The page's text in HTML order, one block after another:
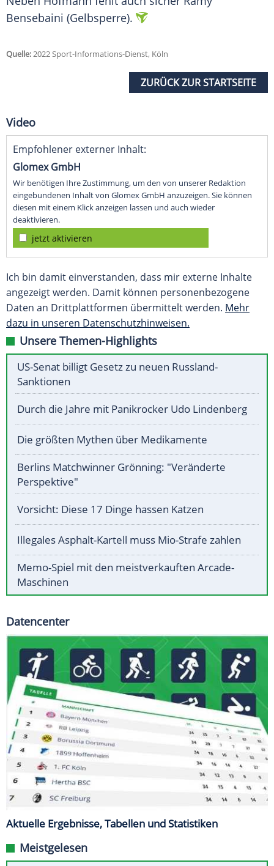
Bensebaini (Gelbsperre).
Quelle:2022 Sport-Informations-Dienst, Köln
ZURÜCK ZUR STARTSEITE
Video
Empfohlener externer Inhalt:
Glomex GmbH
Wir benötigen Ihre Zustimmung, um den von unserer Redaktion
eingebundenen Inhalt von Glomex GmbH anzuzeigen. Sie können
diesen mit einem Klick anzeigen lassen und auch wieder
deaktivieren.
jetzt aktivieren
Ich bin damit einverstanden, dass mir externe Inhalte
angezeigt werden. Damit können personenbezogene
Daten an Drittplattformen übermittelt werden. Mehr
dazu in unseren Datenschutzhinweisen.
Unsere Themen-Highlights
US-Senat billigt Gesetz zu neuen Russland-
Sanktionen
Durch die Jahre mit Panikrocker Udo Lindenberg
Die größten Mythen über Medikamente
Berlins Matchwinner Grönning: "Veränderte
Perspektive"
Vorsicht: Diese 17 Dinge hassen Katzen
Illegales Asphalt-Kartell muss Mio-Strafe zahlen
Memo-Spiel mit den meistverkauften Arcade-
Maschinen
Datencenter
Aktuelle Ergebnisse, Tabellen und Statistiken
Meistgelesen